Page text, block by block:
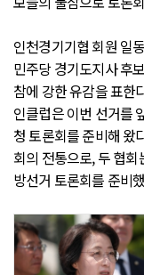
인천경기기협 회원 일
민주당 경기도지사 후
참에 강한 유감을 표한
인클럽은 이번 선거를
청 토론회를 준비해 왔
회의 전통으로, 두 협
방선거 토론회를 준비